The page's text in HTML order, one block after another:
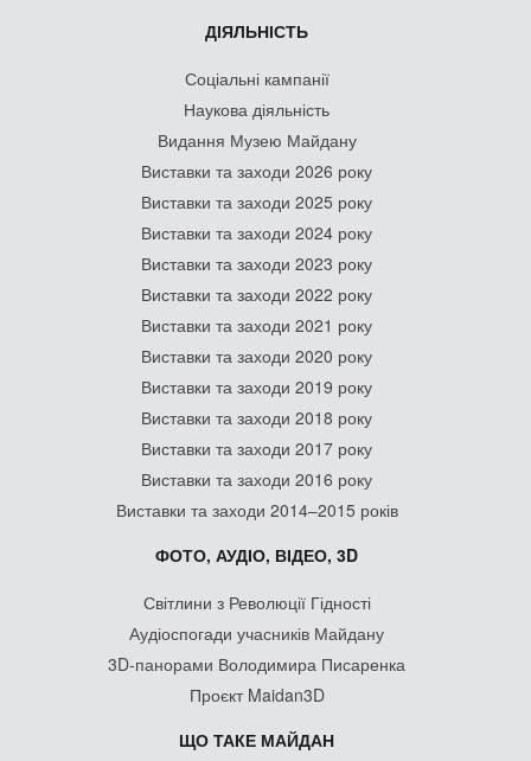
ДІЯЛЬНІСТЬ
Соціальні кампанії
Наукова діяльність
Видання Музею Майдану
Виставки та заходи 2026 року
Виставки та заходи 2025 року
Виставки та заходи 2024 року
Виставки та заходи 2023 року
Виставки та заходи 2022 року
Виставки та заходи 2021 року
Виставки та заходи 2020 року
Виставки та заходи 2019 року
Виставки та заходи 2018 року
Виставки та заходи 2017 року
Виставки та заходи 2016 року
Виставки та заходи 2014–2015 років
ФОТО, АУДІО, ВІДЕО, 3D
Світлини з Революції Гідності
Аудіоспогади учасників Майдану
3D-панорами Володимира Писаренка
Проєкт Maidan3D
ЩО ТАКЕ МАЙДАН